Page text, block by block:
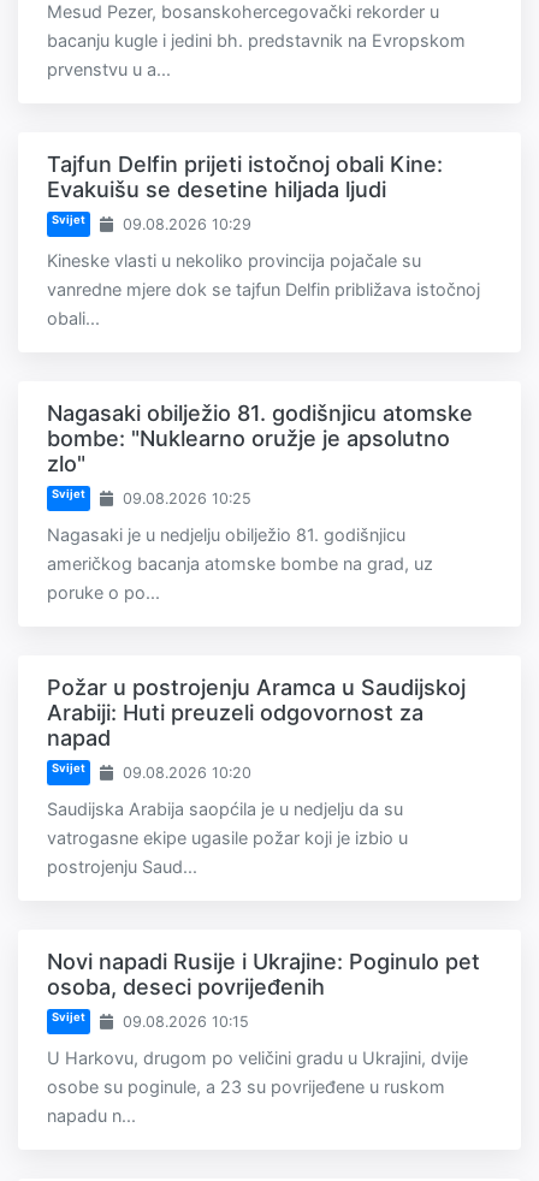
Mesud Pezer, bosanskohercegovački rekorder u
bacanju kugle i jedini bh. predstavnik na Evropskom
prvenstvu u a...
Tajfun Delfin prijeti istočnoj obali Kine:
Evakuišu se desetine hiljada ljudi
Svijet 09.08.2026 10:29
Kineske vlasti u nekoliko provincija pojačale su
vanredne mjere dok se tajfun Delfin približava istočnoj
obali...
Nagasaki obilježio 81. godišnjicu atomske
bombe: "Nuklearno oružje je apsolutno
zlo"
Svijet 09.08.2026 10:25
Nagasaki je u nedjelju obilježio 81. godišnjicu
američkog bacanja atomske bombe na grad, uz
poruke o po...
Požar u postrojenju Aramca u Saudijskoj
Arabiji: Huti preuzeli odgovornost za
napad
Svijet 09.08.2026 10:20
Saudijska Arabija saopćila je u nedjelju da su
vatrogasne ekipe ugasile požar koji je izbio u
postrojenju Saud...
Novi napadi Rusije i Ukrajine: Poginulo pet
osoba, deseci povrijeđenih
Svijet 09.08.2026 10:15
U Harkovu, drugom po veličini gradu u Ukrajini, dvije
osobe su poginule, a 23 su povrijeđene u ruskom
napadu n...